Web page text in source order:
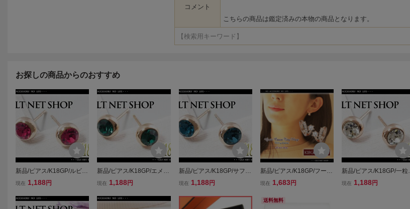
お探しの商品からのおすすめ
新品/ピアス/K18GP/ルビ
ー/ダイヤ/18金/ピンクゴー
ッド/一粒/CZ/カラーストー
ン/シンプル/上品/女性/PG
現在 1,188円
新品/ピアス/K18GP/エメラ
ルド/ダイヤ/18金/ピンクゴ
耳/スタッド/一粒/CZ/カラ
ー/緑/シンプル/上品/PG
現在 1,188円
新品/ピアス/K18GP/サファ
イア/ダイヤ/18金/ピンクゴ
耳/スタッド/一粒/CZ/カラ
ー/青/シンプル/上品/PG
現在 1,188円
新品/ピアス/K18GP/フー
プ/ダイヤ/ピンクゴールド/
ッチレス/シンプル/小さい/
現在 1,683円
新品/ピアス/K18GP/一粒/
ダイヤ/18金/ピンクゴール
現在 1,188円
送料無料